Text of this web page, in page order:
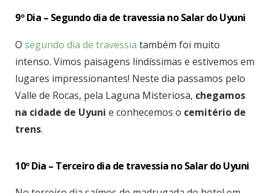
9º Dia – Segundo dia de travessia no Salar do Uyuni
O segundo dia de travessia também foi muito
intenso. Vimos paisagens lindíssimas e estivemos em
lugares impressionantes! Neste dia passamos pelo
Valle de Rocas, pela Laguna Misteriosa, chegamos
na cidade de Uyuni e conhecemos o cemitério de
trens.
10ºDia – Terceiro dia de travessia no Salar do Uyuni